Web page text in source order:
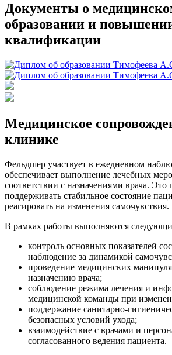
Документы о
образовании и
квалификации
Медицинское
клинике
Фельдшер участвует в ежедневном
обеспечивает выполнение лечебных
соответствии с назначениями врача. Это
поддерживать стабильное состояние
реагировать на изменения самочувствия.
В рамках работы выполняются
контроль основных показателей
наблюдение за динамикой
проведение медицинских
назначению врача;
соблюдение режима лечения и
медицинской команды при
поддержание санитарно-
безопасных условий ухода;
взаимодействие с врачами и
согласованного ведения пациента.